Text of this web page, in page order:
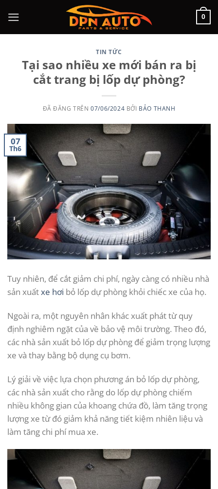
đến
nội
0
TIN TỨC
Tại sao nhiều xe mới bán ra bị
cắt trang bị lốp dự phòng?
ĐÃ ĐĂNG TRÊN07/06/2024 BỞI BẢO THANH
07
Th6
Tuy nhiên, để cắt giảm chi phí, ngày càng có nhiều nhà
sản xuấtxe hơi bỏ lốp dự phòng khỏi chiếc xe của họ.
Ngoài ra, một nguyên nhân khác xuất phát từ quy
định nghiêm ngặt của về bảo vệ môi trường. Theo đó,
các nhà sản xuất bỏ lốp dự phòng để giảm trọng lượng
xe và thay bằng bộ dụng cụ bơm.
Lý giải về việc lựa chọn phương án bỏ lốp dự phòng,
các nhà sản xuất cho rằng do lốp dự phòng chiếm
nhiều không gian của khoang chứa đồ, làm tăng trọng
lượng xe từ đó giảm khả năng tiết kiệm nhiên liệu và
làm tăng chi phí mua xe.